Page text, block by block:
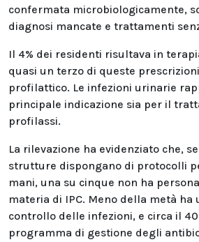
confermata microbiologicamente,
diagnosi mancate e trattamenti
Il 4% dei residenti risultava in
quasi un terzo di queste
profilattico. Le infezioni urinarie
principale indicazione sia per il
profilassi.
La rilevazione ha evidenziato che,
strutture dispongano di protocolli
mani, una su cinque non ha
materia di IPC. Meno della metà ha
controllo delle infezioni, e circa il
programma di gestione degli